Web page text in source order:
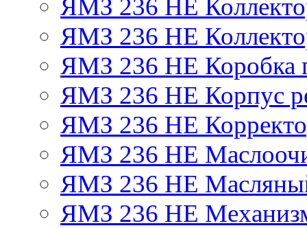
ЯМЗ 236 НЕ
ЯМЗ 236 НЕ
ЯМЗ 236 НЕ Коробка
ЯМЗ 236 НЕ Корпус
ЯМЗ 236 НЕ
ЯМЗ 236 НЕ
ЯМЗ 236 НЕ Масляный
ЯМЗ 236 НЕ